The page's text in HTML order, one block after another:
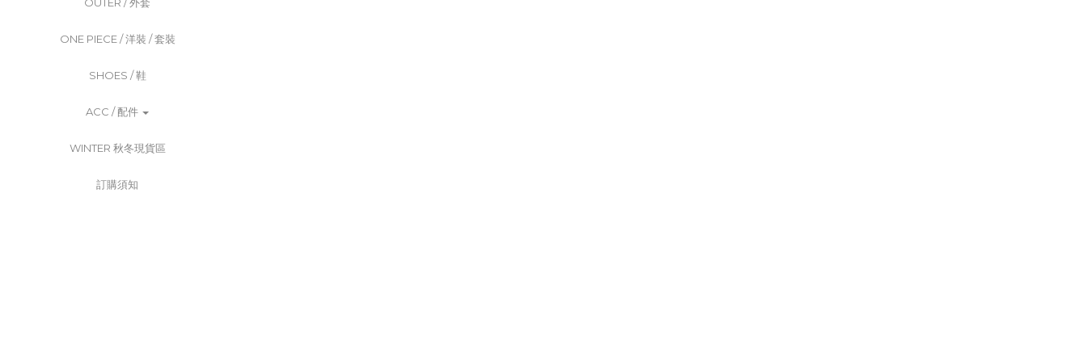
ONE PIECE / 洋裝 / 套裝
SHOES / 鞋
ACC / 配件
WINTER 秋冬現貨區
訂購須知